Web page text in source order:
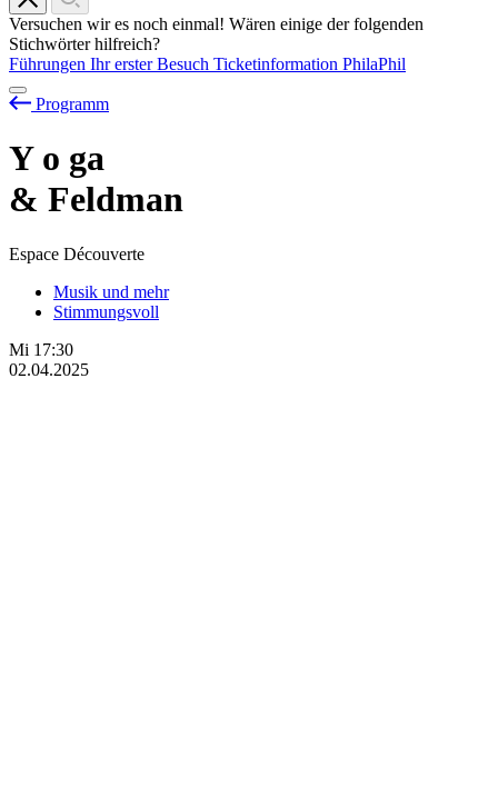
Versuchen wir es noch einmal! Wären einige der folgenden
Stichwörter hilfreich?
Führungen Ihr erster Besuch Ticketinformation PhilaPhil
Programm
Y o ga
& Feldman
Espace Découverte
Musik und mehr
Stimmungsvoll
Mi 17:30
02.04.2025